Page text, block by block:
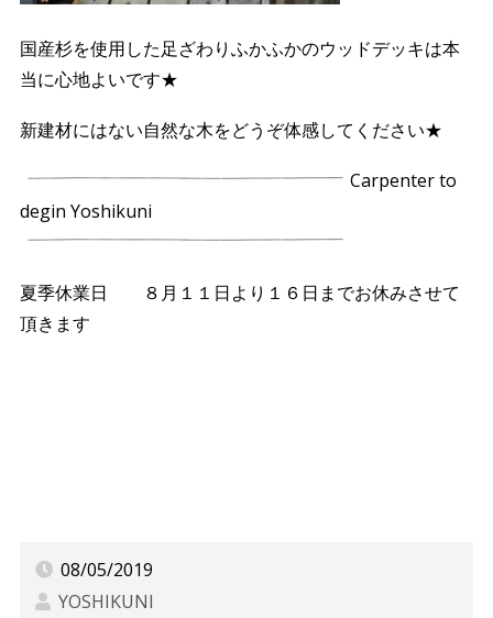
国産杉を使用した足ざわりふかふかのウッドデッキは本
当に心地よいです★
新建材にはない自然な木をどうぞ体感してください★
Carpenter to
degin Yoshikuni
夏季休業日 ８月１１日より１６日までお休みさせて
頂きます
08/05/2019
YOSHIKUNI